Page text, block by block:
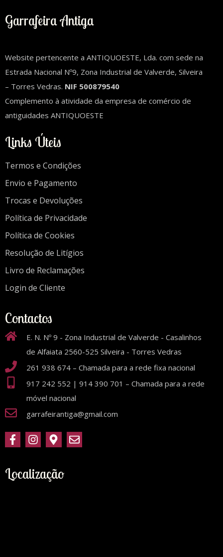
Garrafeira Antiga
Website pertencente a ANTIQUOESTE, Lda. com sede na
Estrada Nacional Nº9, Zona Industrial de Valverde, Silveira
– Torres Vedras. NIF 500879540
Complemento à atividade da empresa de comércio de
antiguidades ANTIQUOESTE
Links Úteis
Termos e Condições
Envio e Pagamento
Trocas e Devoluções
Política de Privacidade
Política de Cookies
Resolução de Litígios
Livro de Reclamações
Login de Cliente
Contactos
E. N. Nº 9 - Zona Industrial de Valverde - Casalinhos
de Alfaiata 2560-525 Silveira - Torres Vedras
261 938 674 – Chamada para a rede fixa nacional
917 242 552 | 914 390 701 – Chamada para a rede
móvel nacional
garrafeirantiga@gmail.com
Localização